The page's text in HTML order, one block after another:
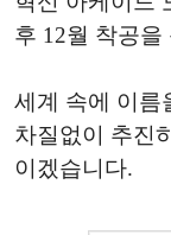
후 12월 착공
세계 속에 이름
차질없이 추진
이겠습니다.